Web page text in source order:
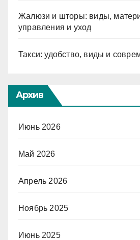
Жалюзи и шторы: виды,
управления и уход
Такси: удобство, виды и
Архив
Июнь 2026
Май 2026
Апрель 2026
Ноябрь 2025
Июнь 2025